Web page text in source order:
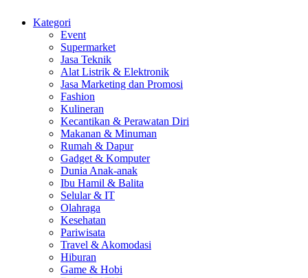
Kategori
Event
Supermarket
Jasa Teknik
Alat Listrik & Elektronik
Jasa Marketing dan Promosi
Fashion
Kulineran
Kecantikan & Perawatan Diri
Makanan & Minuman
Rumah & Dapur
Gadget & Komputer
Dunia Anak-anak
Ibu Hamil & Balita
Selular & IT
Olahraga
Kesehatan
Pariwisata
Travel & Akomodasi
Hiburan
Game & Hobi